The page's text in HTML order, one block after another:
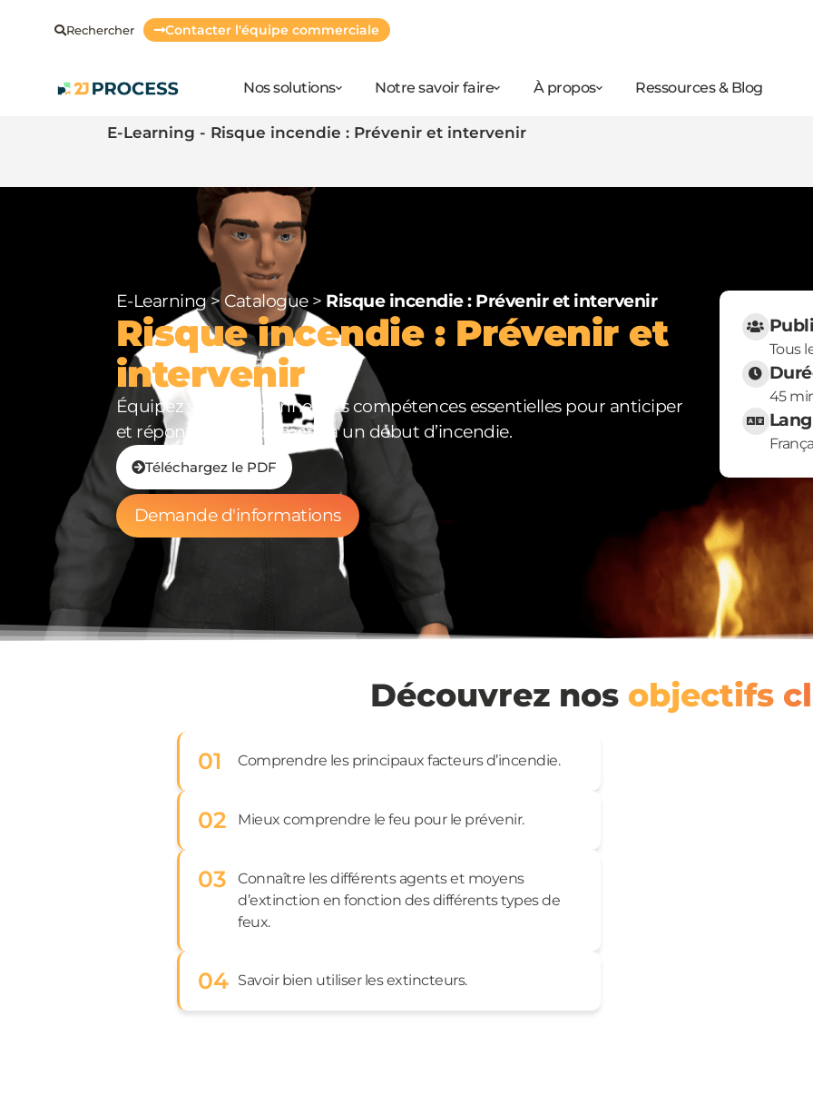
Rechercher Contacter l'équipe commerciale
Nos solutions Notre savoir faire À propos Ressources & Blog
E-Learning - Risque incendie : Prévenir et intervenir
E-Learning>Catalogue > Risque incendie : Prévenir et intervenir
Risque incendie : Prévenir et
intervenir
Équipez votre personnel des compétences essentielles pour anticiper
et répondre efficacement à un début d’incendie.
Téléchargez le PDF
Demande d'informations
Tous
45
Découvrez nos objectifs
01 Comprendre les principaux facteurs d’incendie.
02 Mieux comprendre le feu pour le prévenir.
03
Connaître les différents agents et moyens
d’extinction en fonction des différents types de
feux.
04 Savoir bien utiliser les extincteurs.